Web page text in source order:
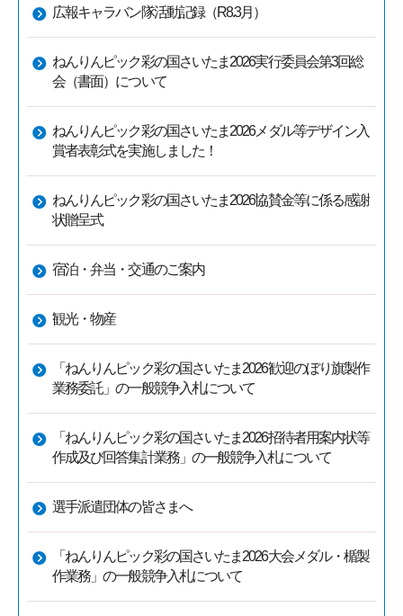
広報キャラバン隊活動記録（R8.3月）
ねんりんピック彩の国さいたま2026実行委員会第3回総
会（書面）について
ねんりんピック彩の国さいたま2026メダル等デザイン入
賞者表彰式を実施しました！
ねんりんピック彩の国さいたま2026協賛金等に係る感謝
状贈呈式
宿泊・弁当・交通のご案内
観光・物産
「ねんりんピック彩の国さいたま2026歓迎のぼり旗製作
業務委託」の一般競争入札について
「ねんりんピック彩の国さいたま2026招待者用案内状等
作成及び回答集計業務」の一般競争入札について
選手派遣団体の皆さまへ
「ねんりんピック彩の国さいたま2026大会メダル・楯製
作業務」の一般競争入札について